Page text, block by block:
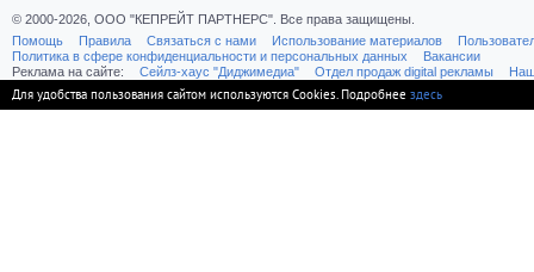
© 2000-2026, ООО "КЕПРЕЙТ ПАРТНЕРС". Все права защищены.
Помощь
Правила Связаться с нами Использование материалов
Политика в сфере конфиденциальности и персональных данных
Вакансии
Реклама на сайте:
Cейлз-хаус "Диджимедиа" Отдел продаж digital рекламы
Для удобства пользования сайтом используются Cookies. Подробнее здесь